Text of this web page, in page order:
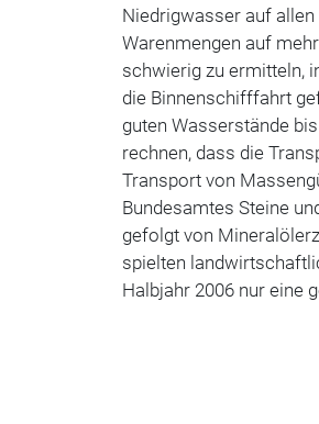
Niedrigwasser auf
Warenmengen auf
schwierig zu ermitteln,
die Binnenschifffahrt
guten Wasserstände
rechnen, dass die
Transport von
Bundesamtes Steine
gefolgt von
spielten
Halbjahr 2006 nur eine